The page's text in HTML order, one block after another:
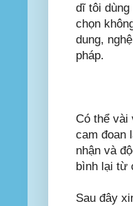
dĩ tôi dùng
chọn
dung,
pháp.
Có thể vài
cam đoan
nhận và
bình lại từ
Sau đây